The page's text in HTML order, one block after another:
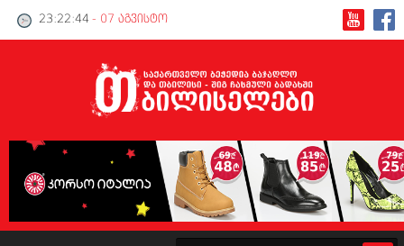
23:22:44 - 07 აგვისტო